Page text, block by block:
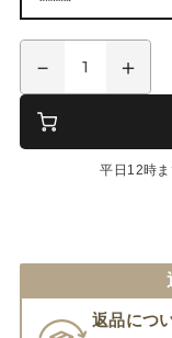
平日12時
返品につ